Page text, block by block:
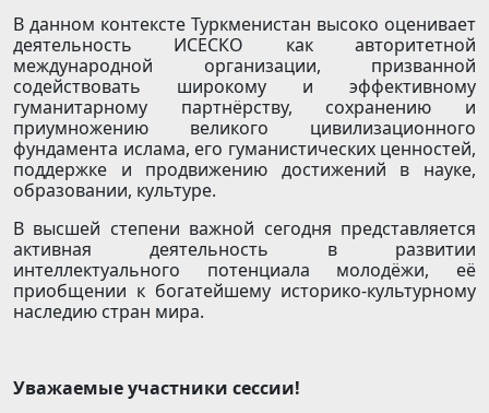
В данном контексте Туркменистан высоко оценивает
деятельность ИСЕСКО как авторитетной
международной организации, призванной
содействовать широкому и эффективному
гуманитарному партнёрству, сохранению и
приумножению великого цивилизационного
фундамента ислама, его гуманис­тических ценностей,
поддержке и продвижению достижений в науке,
образовании, культуре.
В высшей степени важной сегодня представляется
активная деятельность в развитии
интеллектуального потенциала молодёжи, её
приобщении к богатейшему историко-культурному
наследию стран мира.
Уважаемые участники сессии!